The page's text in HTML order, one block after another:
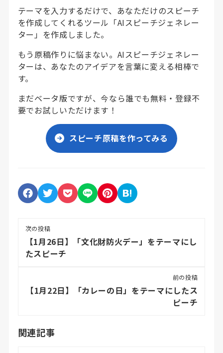
テーマを入力するだけで、あなただけのスピーチ
を作成してくれるツール「AIスピーチジェネレー
ター」を作成しました。
もう原稿作りに悩まない。AIスピーチジェネレー
ターは、あなたのアイデアを言葉に変える相棒で
す。
まだベータ版ですが、今なら誰でも無料・登録不
要でお試しいただけます！
スピーチ原稿を作ってみる
次の投稿
【1月26日】「文化財防火デー」をテーマにし
たスピーチ
前の投稿
【1月22日】「カレーの日」をテーマにしたス
ピーチ
関連記事